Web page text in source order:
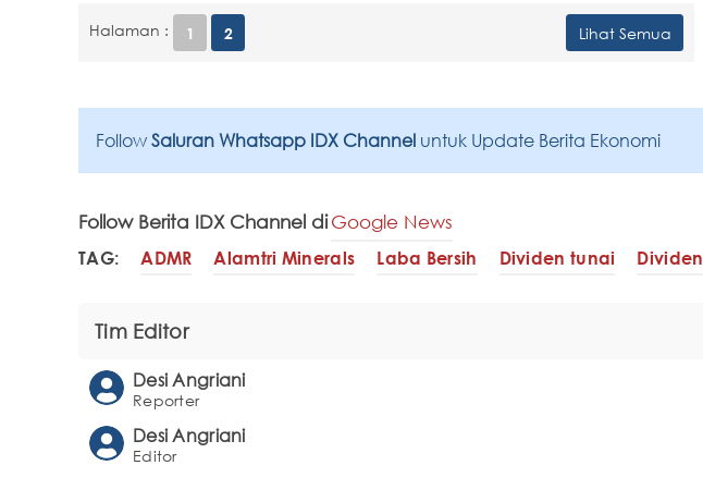
Halaman : 1 2 Lihat Semua
Follow Saluran Whatsapp IDX Channel untuk Update Berita Ekonomi
Follow Berita IDX Channel diGoogle News
TAG: ADMR Alamtri Minerals Laba Bersih Dividen tunai Dividen
Tim Editor
Desi Angriani
Reporter
Desi Angriani
Editor